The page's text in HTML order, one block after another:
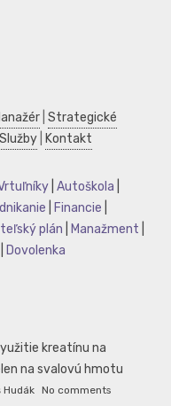
Strategické
Služby Kontakt
Autoškola
Financie
plán Manažment
Dovolenka
kreatínu na
na svalovú hmotu
Hudák No comments